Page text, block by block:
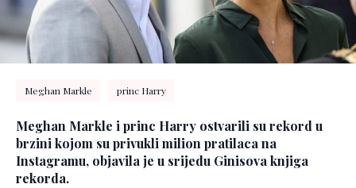
Meghan Markle princ Harry
Meghan Markle i princ Harry ostvarili su rekord u
brzini kojom su privukli milion pratilaca na
Instagramu, objavila je u srijedu Ginisova knjiga
rekorda.